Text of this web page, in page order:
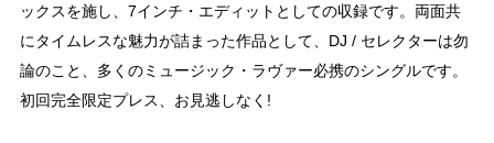
ックスを施し、7インチ・エディットとしての収録です。両面共
にタイムレスな魅力が詰まった作品として、DJ / セレクターは勿
論のこと、多くのミュージック・ラヴァー必携のシングルです。
初回完全限定プレス、お見逃しなく!